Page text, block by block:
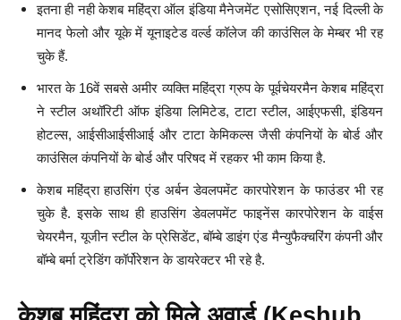
इतना ही नही केशब महिंद्रा ऑल इंडिया मैनेजमेंट एसोसिएशन, नई दिल्ली के
मानद फेलो और यूके में यूनाइटेड वर्ल्ड कॉलेज की काउंसिल के मेम्बर भी रह
चुके हैं.
भारत के 16वें सबसे अमीर व्यक्ति महिंद्रा ग्रुप के पूर्वचेयरमैन केशब महिंद्रा
ने स्टील अथॉरिटी ऑफ इंडिया लिमिटेड, टाटा स्टील, आईएफसी, इंडियन
होटल्स, आईसीआईसीआई और टाटा केमिकल्स जैसी कंपनियों के बोर्ड और
काउंसिल कंपनियों के बोर्ड और परिषद में रहकर भी काम किया है.
केशब महिंद्रा हाउसिंग एंड अर्बन डेवलपमेंट कारपोरेशन के फाउंडर भी रह
चुके है. इसके साथ ही हाउसिंग डेवलपमेंट फाइनेंस कारपोरेशन के वाईस
चेयरमैन, यूजीन स्टील के प्रेसिडेंट, बॉम्बे डाइंग एंड मैन्युफैक्चरिंग कंपनी और
बॉम्बे बर्मा ट्रेडिंग कॉर्पोरेशन के डायरेक्टर भी रहे है.